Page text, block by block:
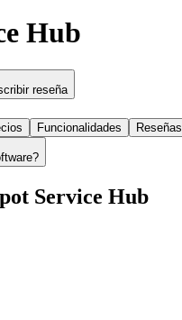
Hub
reseña
Funcionalidades Reseñas
Service Hub